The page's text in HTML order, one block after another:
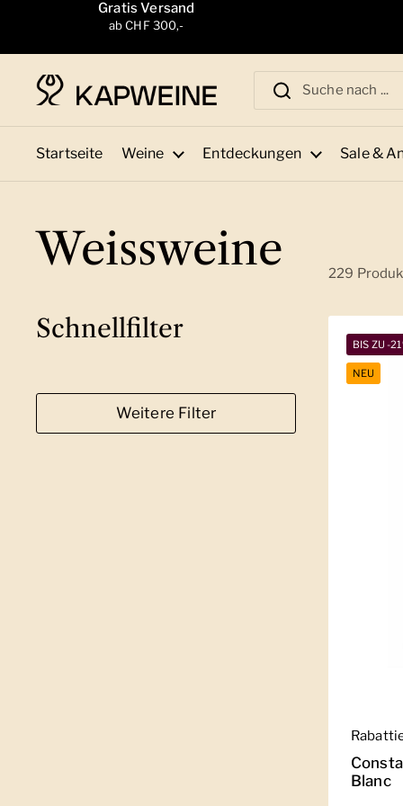
Zum Inhalt springenGratis Versand
ab CHF 300,-
Startseite Weine Entdeckungen Sale &
Weissweine
Schnellfilter
Weitere Filter
229
Blanc
BIS ZU -
NEU